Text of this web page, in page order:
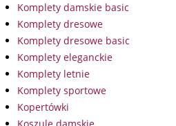
Komplety damskie basic
Komplety dresowe
Komplety dresowe basic
Komplety eleganckie
Komplety letnie
Komplety sportowe
Kopertówki